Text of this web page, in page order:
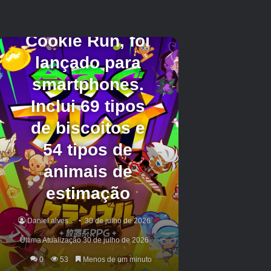
É importante observar que essas vantagens
tecnicamente podem acabar sendo um
vazamento falso ou que podem mudar antes de
serem libertados oficialmente. Além disso, ele
pode ter outras habilidades que não são
mencionadas diretamente nessas vantagens.
De qualquer maneira, os fãs não precisam
esperar muito para descobrir –Overwatch 2
Recentemente, programado o período de
julgamento de Wuyang para 14 a 18 de agosto,
o que significa que os jogadores poderão
experimentá -lo cerca de uma semana antes de
seu lançamento completo. O kit do Hero do
suporte provavelmente será revelado pouco
antes disso, para que os fãs fiquem de olho